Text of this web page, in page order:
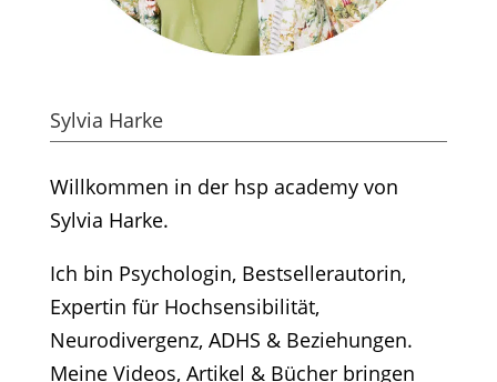
Sylvia Harke
Willkommen in der hsp academy von
Sylvia Harke.
Ich bin Psychologin, Bestsellerautorin,
Expertin für Hochsensibilität,
Neurodivergenz, ADHS & Beziehungen.
Meine Videos, Artikel & Bücher bringen